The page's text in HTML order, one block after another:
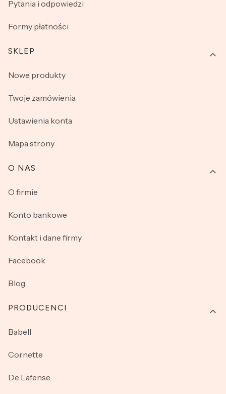
Pytania i odpowiedzi
Formy płatności
SKLEP
Nowe produkty
Twoje zamówienia
Ustawienia konta
Mapa strony
O NAS
O firmie
Konto bankowe
Kontakt i dane firmy
Facebook
Blog
PRODUCENCI
Babell
Cornette
De Lafense